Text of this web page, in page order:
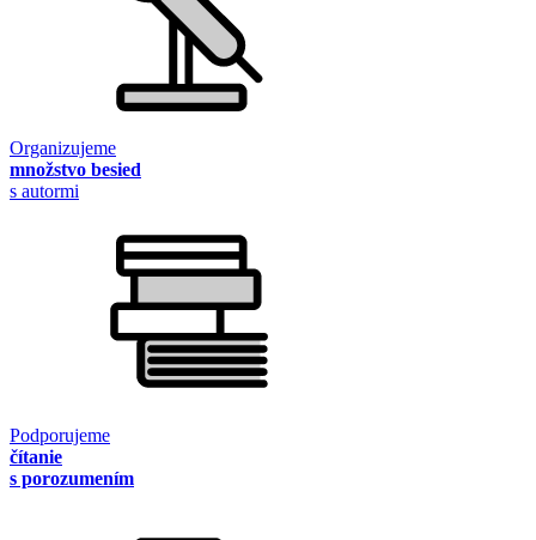
Organizujeme
množstvo besied
s autormi
Podporujeme
čítanie
s porozumením